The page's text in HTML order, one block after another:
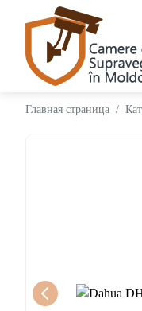
Главная страница /